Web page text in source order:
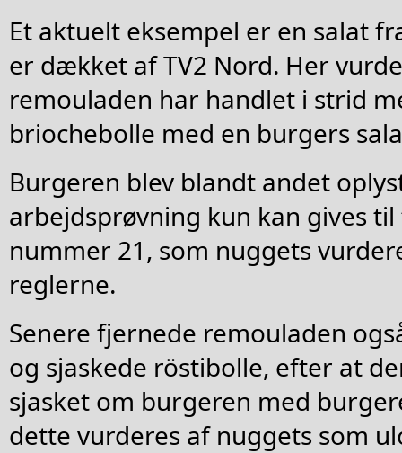
Et aktuelt eksempel er en salat
er dækket af TV2 Nord. Her
remouladen har handlet i strid
briochebolle med en burgers
Burgeren blev blandt andet
arbejdsprøvning kun kan gives
nummer 21, som nuggets
reglerne.
Senere fjernede remouladen
og sjaskede röstibolle, efter at
sjasket om burgeren med
dette vurderes af nuggets som